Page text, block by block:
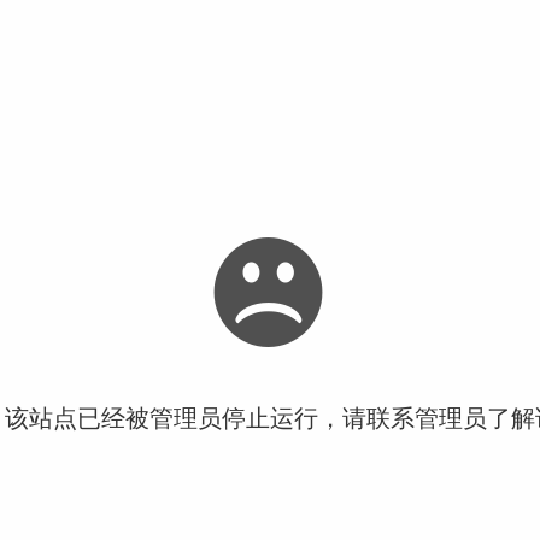
站点已经被管理员停止运行，请联系管理员了